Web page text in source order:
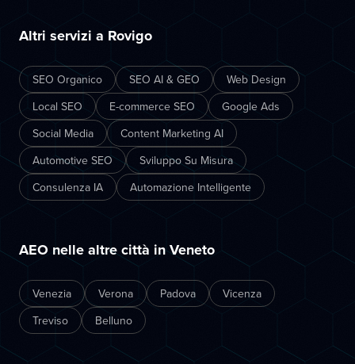
Altri servizi a Rovigo
SEO Organico SEO AI & GEO
Web Design
Local SEO
E-commerce SEO
Google Ads
Social Media
Content Marketing AI
Automotive SEO
Sviluppo Su Misura
Consulenza IA
Automazione Intelligente
AEO nelle altre città in Veneto
Venezia Verona Padova
Vicenza
Treviso
Belluno